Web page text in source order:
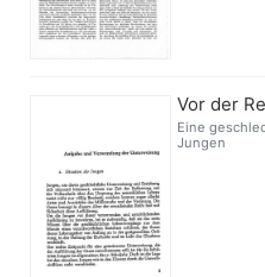
Vor der
Eine
Jungen